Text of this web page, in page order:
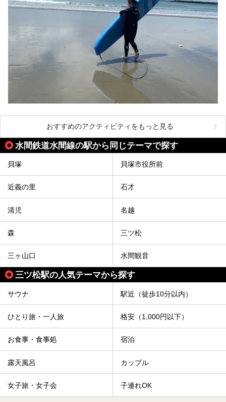
おすすめのアクティビティをもっと見る
水間鉄道水間線の駅から同じテーマで探す
貝塚 貝塚市役所前
近義の里 石才
清児 名越
森 三ツ松
三ヶ山口 水間観音
三ツ松駅の人気テーマから探す
サウナ 駅近（徒歩10分以内）
ひとり旅・一人旅 格安（1,000円以下）
お食事・食事処 宿泊
露天風呂 カップル
女子旅・女子会 子連れOK